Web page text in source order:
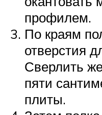
профилем.
По краям
отверстия
Сверлить
пяти
плиты.